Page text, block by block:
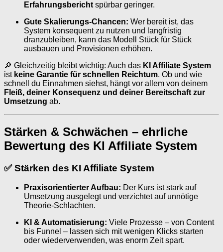
Erfahrungsbericht spürbar geringer.
Gute Skalierungs-Chancen: Wer bereit ist, das
System konsequent zu nutzen und langfristig
dranzubleiben, kann das Modell Stück für Stück
ausbauen und Provisionen erhöhen.
🔎 Gleichzeitig bleibt wichtig: Auch das KI Affiliate System
ist keine Garantie für schnellen Reichtum. Ob und wie
schnell du Einnahmen siehst, hängt vor allem von deinem
Fleiß, deiner Konsequenz und deiner Bereitschaft zur
Umsetzung ab.
Stärken & Schwächen – ehrliche
Bewertung des KI Affiliate System
✅Stärken des KI Affiliate System
Praxisorientierter Aufbau: Der Kurs ist stark auf
Umsetzung ausgelegt und verzichtet auf unnötige
Theorie-Schlachten.
KI & Automatisierung: Viele Prozesse – von Content
bis Funnel – lassen sich mit wenigen Klicks starten
oder wiederverwenden, was enorm Zeit spart.